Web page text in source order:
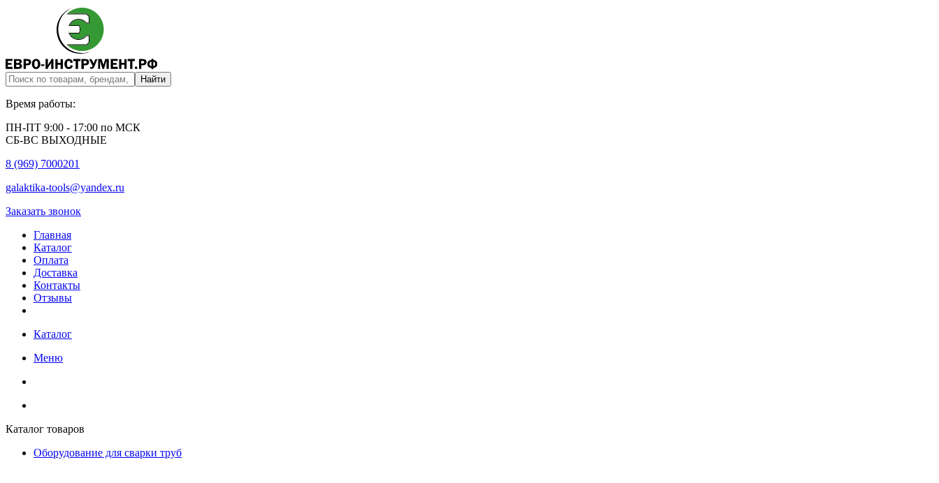
Время работы:
ПН-ПТ 9:00 - 17:00 по МСК
СБ-ВС ВЫХОДНЫЕ
8 (969) 7000201
galaktika-tools@yandex.ru
Заказать звонок
Главная
Каталог
Оплата
Доставка
Контакты
Отзывы
Каталог
Меню
Каталог товаров
Оборудование для сварки труб